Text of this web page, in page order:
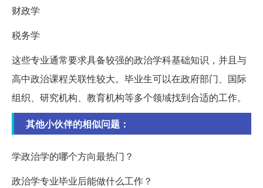
财政学
税务学
这些专业通常要求具备较强的政治学科基础知识，并且与
高中政治课程关联性较大。毕业生可以在政府部门、国际
组织、研究机构、教育机构等多个领域找到合适的工作。
其他小伙伴的相似问题：
学政治学的哪个方向最热门？
政治学专业毕业后能做什么工作？